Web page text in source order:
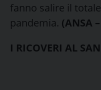
fanno salire il
pandemia. (ANSA
I RICOVERI AL